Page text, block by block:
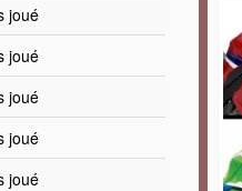
joué
joué
joué
joué
joué